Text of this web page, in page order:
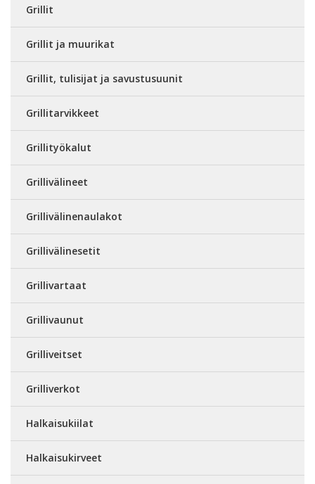
Grillit
Grillit ja muurikat
Grillit, tulisijat ja savustusuunit
Grillitarvikkeet
Grillityökalut
Grillivälineet
Grillivälinenaulakot
Grillivälinesetit
Grillivartaat
Grillivaunut
Grilliveitset
Grilliverkot
Halkaisukiilat
Halkaisukirveet